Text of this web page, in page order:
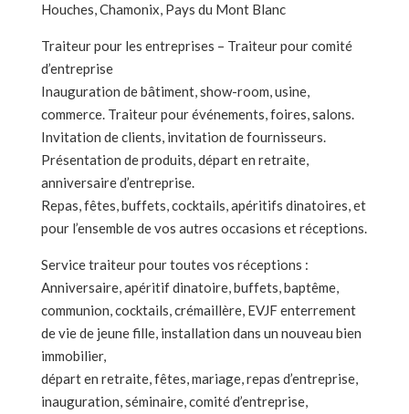
Houches, Chamonix, Pays du Mont Blanc
Traiteur pour les entreprises – Traiteur pour comité
d’entreprise
Inauguration de bâtiment, show-room, usine,
commerce. Traiteur pour événements, foires, salons.
Invitation de clients, invitation de fournisseurs.
Présentation de produits, départ en retraite,
anniversaire d’entreprise.
Repas, fêtes, buffets, cocktails, apéritifs dinatoires, et
pour l’ensemble de vos autres occasions et réceptions.
Service traiteur pour toutes vos réceptions :
Anniversaire, apéritif dinatoire, buffets, baptême,
communion, cocktails, crémaillère, EVJF enterrement
de vie de jeune fille, installation dans un nouveau bien
immobilier,
départ en retraite, fêtes, mariage, repas d’entreprise,
inauguration, séminaire, comité d’entreprise,